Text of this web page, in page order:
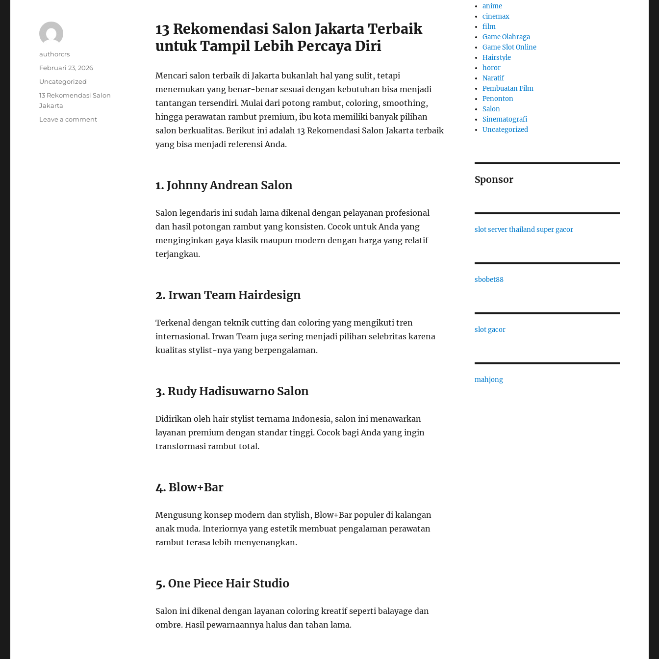
13 Rekomendasi Salon Jakarta Terbaik
untuk Tampil Lebih Percaya Diri
Mencari salon terbaik di Jakartabukanlah hal yang sulit, tetapi
menemukan yang benar-benar sesuai dengan kebutuhan bisa menjadi
tantangan tersendiri. Mulai dari potong rambut, coloring, smoothing,
hingga perawatan rambut premium, ibu kota memiliki banyak pilihan
salon berkualitas. Berikut ini adalah 13 Rekomendasi Salon Jakarta terbaik
yang bisa menjadi referensi Anda.
1. Johnny Andrean Salon
Salon legendaris ini sudah lama dikenal dengan pelayanan profesional
dan hasil potongan rambut yang konsisten. Cocok untuk Anda yang
menginginkan gaya klasik maupun modern dengan harga yang relatif
terjangkau.
2. Irwan Team Hairdesign
Terkenal dengan teknik cutting dan coloring yang mengikuti tren
internasional. Irwan Team juga sering menjadi pilihan selebritas karena
kualitas stylist-nya yang berpengalaman.
3. Rudy Hadisuwarno Salon
Didirikan oleh hair stylist ternama Indonesia, salon ini menawarkan
layanan premium dengan standar tinggi. Cocok bagi Anda yang ingin
transformasi rambut total.
4. Blow+Bar
Mengusung konsep modern dan stylish, Blow+Bar populer di kalangan
anak muda. Interiornya yang estetik membuat pengalaman perawatan
rambut terasa lebih menyenangkan.
5. One Piece Hair Studio
Salon ini dikenal dengan layanan coloring kreatif seperti balayage dan
ombre. Hasil pewarnaannya halus dan tahan lama.
Author
authorcrs
Posted
Februari 23, 2026
Categories
Uncategorized
Tags
13 Rekomendasi Salon
Jakarta
Leave a commenton
anime
cinemax
film
Game Olahraga
Game Slot Online
Hairstyle
horor
Naratif
Pembuatan Film
Penonton
Salon
Sinematografi
Uncategorized
Sponsor
slot server thailand super gacor
sbobet88
slot gacor
mahjong